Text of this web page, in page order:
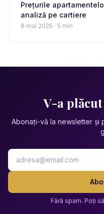
Prețurile
analiză pe cartiere
8 mai 2025 · 5 min
V-a
Abonați-vă la newsletter și
Adresa de email
Fără spam. Poți